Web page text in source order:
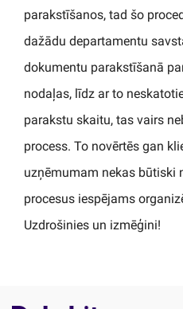
parakstīšanos, tad šo
dažādu departamentu
dokumentu parakstīšanā
nodaļas, līdz ar to
parakstu skaitu, tas vairs
process. To novērtēs gan
uzņēmumam nekas būtiski
procesus iespējams
Uzdrošinies un izmēģini!